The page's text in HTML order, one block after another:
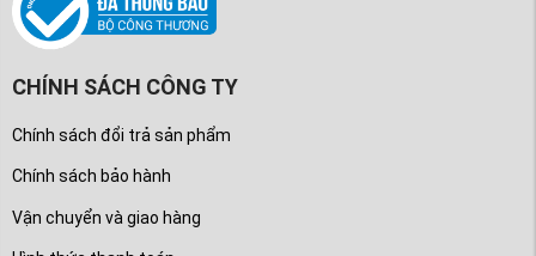
CHÍNH SÁCH CÔNG TY
Chính sách đổi trả sản phẩm
Chính sách bảo hành
Vận chuyển và giao hàng